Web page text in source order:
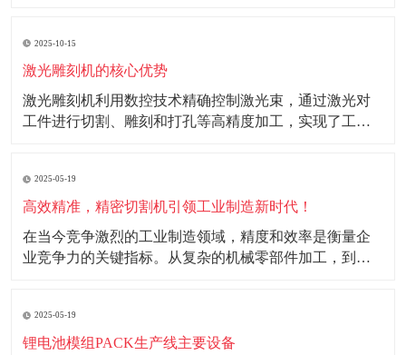
精细、字体清晰，能够在不同材料上实现多样化的打标
效果。在金属材料上，可形成氧化、镀铬或雕刻效果；
在
2025-10-15
激光雕刻机的核心优势
激光雕刻机利用数控技术精确控制激光束，通过激光对
工件进行切割、雕刻和打孔等高精度加工，实现了工业
本。 2.精准度：能够实现微米级加工精度，满足高精度
工业产品需求。 3.环保性：加工过程中
2025-05-19
高效精准，精密切割机引领工业制造新时代！
在当今竞争激烈的工业制造领域，精度和效率是衡量企
业竞争力的关键指标。从复杂的机械零部件加工，到精
为工业制造注入了强大的动力，成为推动工业制造升级
发展的重要力量。 随着工业制造技术的不断进步，产品
2025-05-19
锂电池模组PACK生产线主要设备